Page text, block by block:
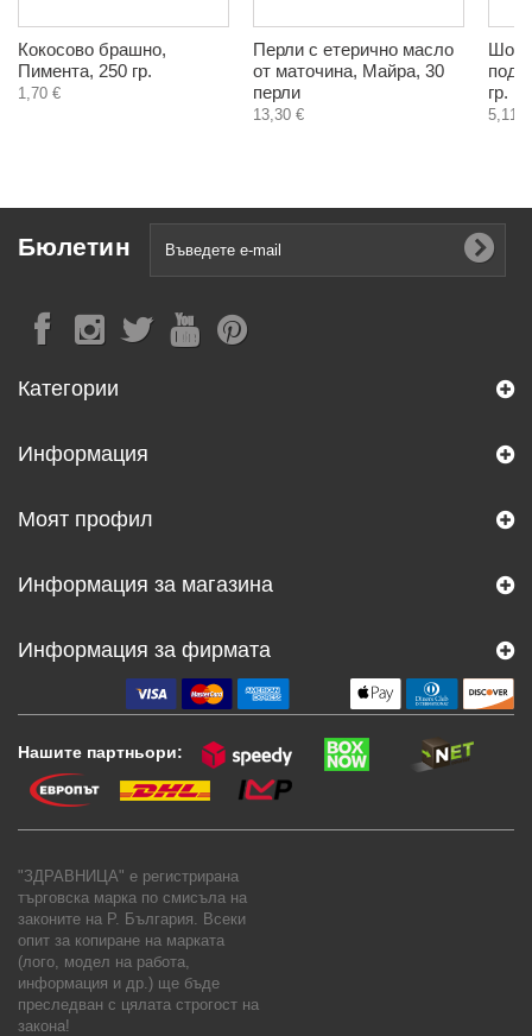
Кокосово брашно,
Пимента, 250 гр.
1,70 €
Перли с етерично масло
от маточина, Майра, 30
перли
13,30 €
гр.
5,11 €
Бюлетин
Категории
Информация
Моят профил
Информация за магазина
Информация за фирмата
Нашите партньори:
"ЗДРАВНИЦА" е регистрирана
търговска марка по смисъла на
законите на Р. България. Всеки
опит за копиране на марката
(лого, модел на работа,
информация и др.) ще бъде
преследван с цялата строгост на
закона!